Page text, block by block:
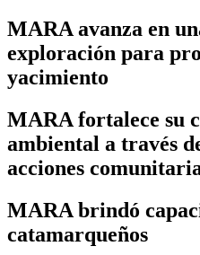
MARA avanza en
exploración para
yacimiento
MARA fortalece su
ambiental a través
acciones
MARA brindó
catamarqueños